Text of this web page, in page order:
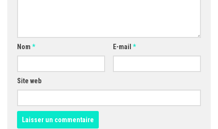
Nom * E-mail *
Site web